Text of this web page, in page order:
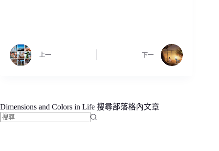
上一 下一
Dimensions and Colors in Life 搜尋部落格內文章